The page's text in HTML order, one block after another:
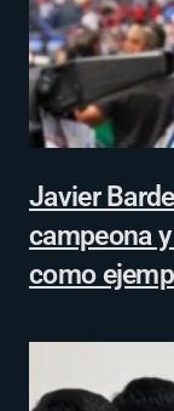
Javier
campeona
como